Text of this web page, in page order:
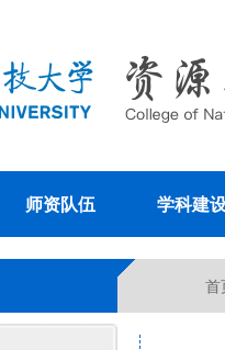
师资队伍 学科建
首